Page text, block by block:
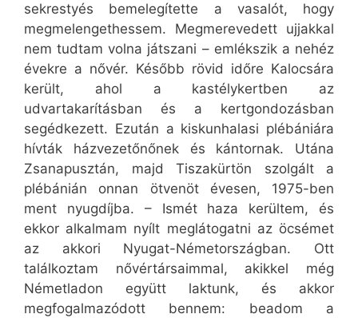
sekrestyés bemelegítette a vasalót, hogy
megmelengethessem. Megmerevedett ujjakkal
nem tudtam volna játszani – emlékszik a nehéz
évekre a nővér. Később rövid időre Kalocsára
került, ahol a kastélykertben az
udvartakarításban és a kertgondozásban
segédkezett. Ezután a kiskunhalasi plébániára
hívták házvezetőnőnek és kántornak. Utána
Zsanapusztán, majd Tiszakürtön szolgált a
plébánián onnan ötvenöt évesen, 1975-ben
ment nyugdíjba. – Ismét haza kerültem, és
ekkor alkalmam nyílt meglátogatni az öcsémet
az akkori Nyugat-Németországban. Ott
találkoztam nővértársaimmal, akikkel még
Németladon együtt laktunk, és akkor
megfogalmazódott bennem: beadom a